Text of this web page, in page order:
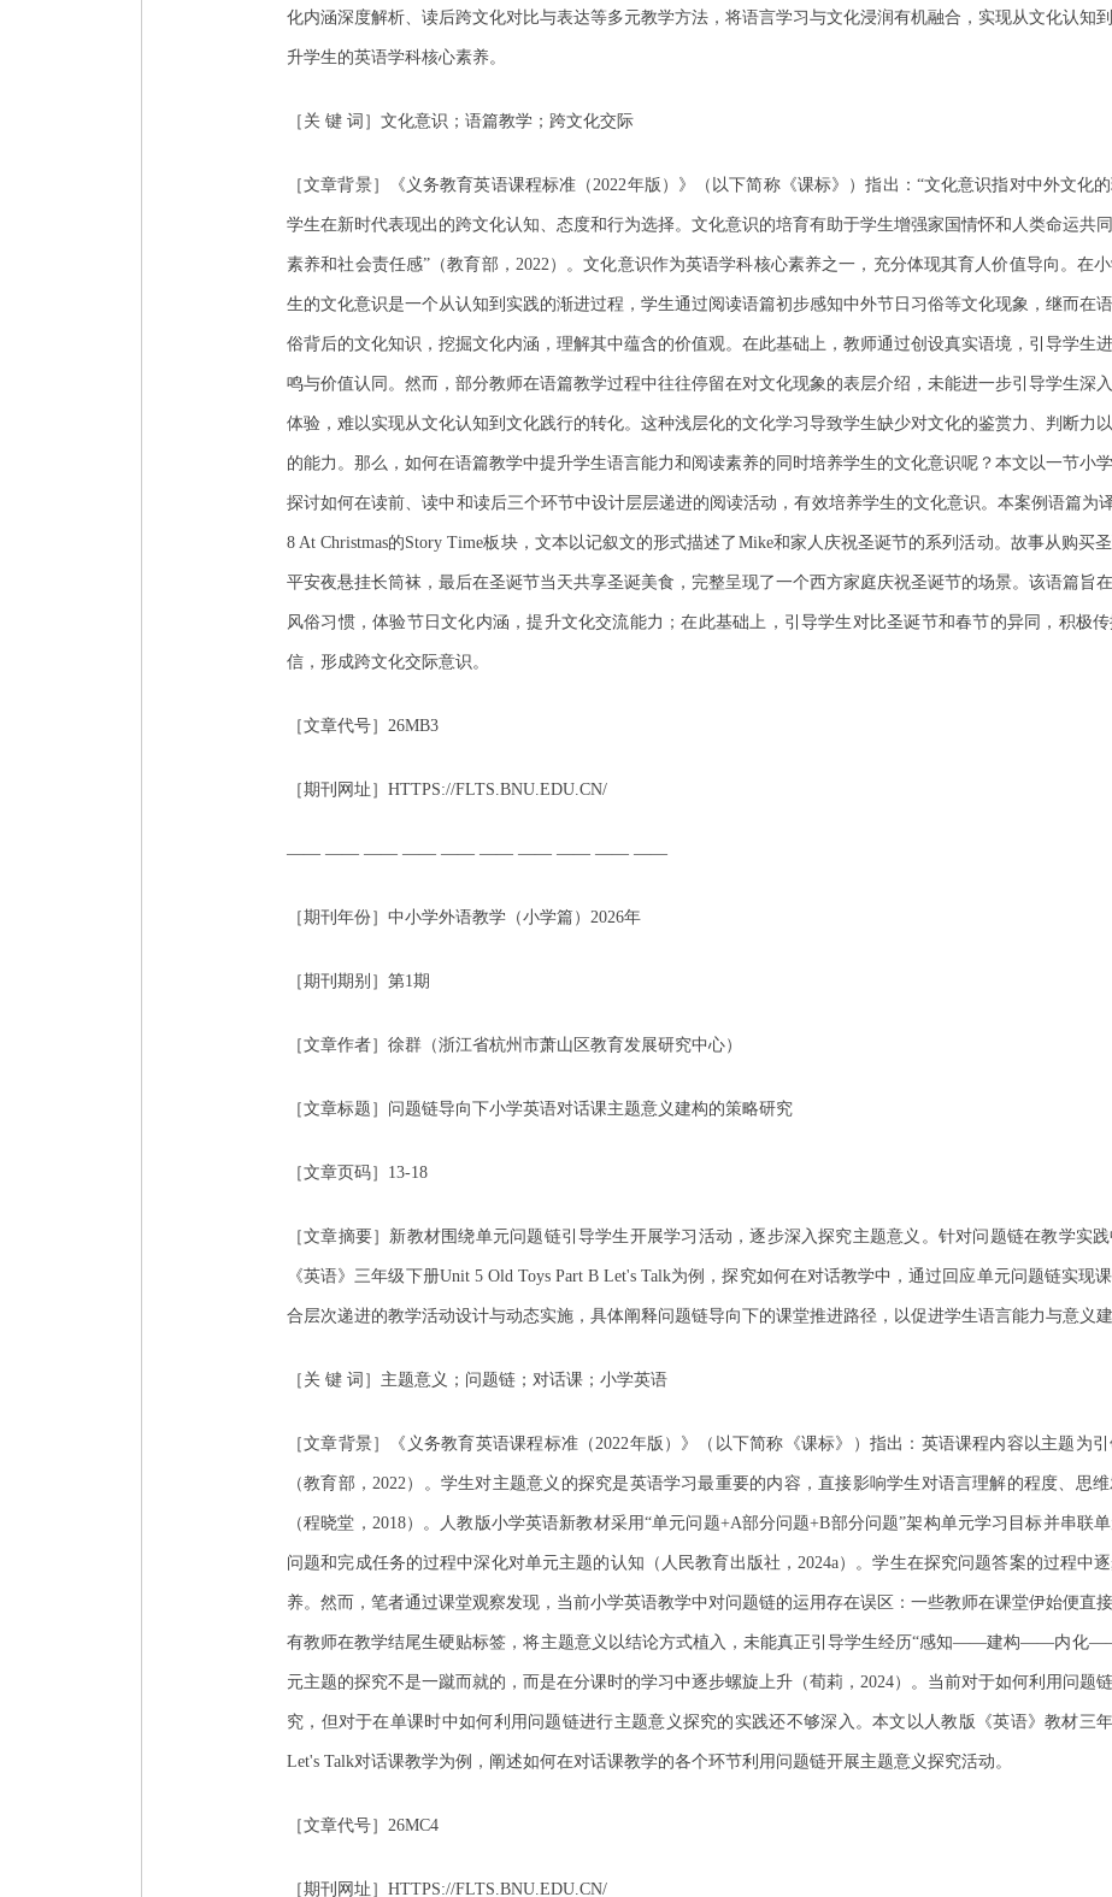
化内涵深度解析、读后跨文化对比与表达等多元教学方法，将语言学习与文化浸润有机融合，实现从文化认知
升学生的英语学科核心素养。
［关 键 词］文化意识；语篇教学；跨文化交际
［文章背景］《义务教育英语课程标准（2022年版）》（以下简称《课标》）指出：“文化意识指对中外文化
学生在新时代表现出的跨文化认知、态度和行为选择。文化意识的培育有助于学生增强家国情怀和人类命运共
素养和社会责任感”（教育部，2022）。文化意识作为英语学科核心素养之一，充分体现其育人价值导向。在
生的文化意识是一个从认知到实践的渐进过程，学生通过阅读语篇初步感知中外节日习俗等文化现象，继而在
俗背后的文化知识，挖掘文化内涵，理解其中蕴含的价值观。在此基础上，教师通过创设真实语境，引导学生
鸣与价值认同。然而，部分教师在语篇教学过程中往往停留在对文化现象的表层介绍，未能进一步引导学生深
体验，难以实现从文化认知到文化践行的转化。这种浅层化的文化学习导致学生缺少对文化的鉴赏力、判断力
的能力。那么，如何在语篇教学中提升学生语言能力和阅读素养的同时培养学生的文化意识呢？本文以一节小
探讨如何在读前、读中和读后三个环节中设计层层递进的阅读活动，有效培养学生的文化意识。本案例语篇为
8 At Christmas的Story Time板块，文本以记叙文的形式描述了Mike和家人庆祝圣诞节的系列活动。故事从购买
平安夜悬挂长筒袜，最后在圣诞节当天共享圣诞美食，完整呈现了一个西方家庭庆祝圣诞节的场景。该语篇旨
风俗习惯，体验节日文化内涵，提升文化交流能力；在此基础上，引导学生对比圣诞节和春节的异同，积极
信，形成跨文化交际意识。
［文章代号］26MB3
［期刊网址］HTTPS://FLTS.BNU.EDU.CN/
—— —— —— —— —— —— —— —— —— ——
［期刊年份］中小学外语教学（小学篇）2026年
［期刊期别］第1期
［文章作者］徐群（浙江省杭州市萧山区教育发展研究中心）
［文章标题］问题链导向下小学英语对话课主题意义建构的策略研究
［文章页码］13-18
［文章摘要］新教材围绕单元问题链引导学生开展学习活动，逐步深入探究主题意义。针对问题链在教学实
《英语》三年级下册Unit 5 Old Toys Part B Let's Talk为例，探究如何在对话教学中，通过回应单元问题链实现
合层次递进的教学活动设计与动态实施，具体阐释问题链导向下的课堂推进路径，以促进学生语言能力与意义建
［关 键 词］主题意义；问题链；对话课；小学英语
［文章背景］《义务教育英语课程标准（2022年版）》（以下简称《课标》）指出：英语课程内容以主题为
（教育部，2022）。学生对主题意义的探究是英语学习最重要的内容，直接影响学生对语言理解的程度、思
（程晓堂，2018）。人教版小学英语新教材采用“单元问题+A部分问题+B部分问题”架构单元学习目标并串联
问题和完成任务的过程中深化对单元主题的认知（人民教育出版社，2024a）。学生在探究问题答案的过程中
养。然而，笔者通过课堂观察发现，当前小学英语教学中对问题链的运用存在误区：一些教师在课堂伊始便直
有教师在教学结尾生硬贴标签，将主题意义以结论方式植入，未能真正引导学生经历“感知——建构——内化
元主题的探究不是一蹴而就的，而是在分课时的学习中逐步螺旋上升（荀莉，2024）。当前对于如何利用问题
究，但对于在单课时中如何利用问题链进行主题意义探究的实践还不够深入。本文以人教版《英语》教材三
Let's Talk对话课教学为例，阐述如何在对话课教学的各个环节利用问题链开展主题意义探究活动。
［文章代号］26MC4
［期刊网址］HTTPS://FLTS.BNU.EDU.CN/